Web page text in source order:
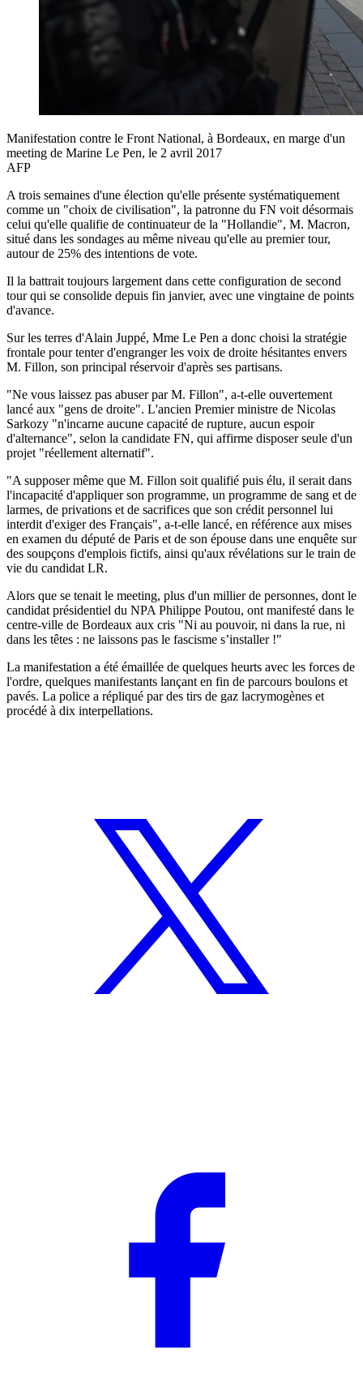
Manifestation contre le Front National, à Bordeaux, en marge d'un
meeting de Marine Le Pen, le 2 avril 2017
AFP
A trois semaines d'une élection qu'elle présente systématiquement
comme un "choix de civilisation", la patronne du FN voit désormais
celui qu'elle qualifie de continuateur de la "Hollandie", M. Macron,
situé dans les sondages au même niveau qu'elle au premier tour,
autour de 25% des intentions de vote.
Il la battrait toujours largement dans cette configuration de second
tour qui se consolide depuis fin janvier, avec une vingtaine de points
d'avance.
Sur les terres d'Alain Juppé, Mme Le Pen a donc choisi la stratégie
frontale pour tenter d'engranger les voix de droite hésitantes envers
M. Fillon, son principal réservoir d'après ses partisans.
"Ne vous laissez pas abuser par M. Fillon", a-t-elle ouvertement
lancé aux "gens de droite". L'ancien Premier ministre de Nicolas
Sarkozy "n'incarne aucune capacité de rupture, aucun espoir
d'alternance", selon la candidate FN, qui affirme disposer seule d'un
projet "réellement alternatif".
"A supposer même que M. Fillon soit qualifié puis élu, il serait dans
l'incapacité d'appliquer son programme, un programme de sang et de
larmes, de privations et de sacrifices que son crédit personnel lui
interdit d'exiger des Français", a-t-elle lancé, en référence aux mises
en examen du député de Paris et de son épouse dans une enquête sur
des soupçons d'emplois fictifs, ainsi qu'aux révélations sur le train de
vie du candidat LR.
Alors que se tenait le meeting, plus d'un millier de personnes, dont le
candidat présidentiel du NPA Philippe Poutou, ont manifesté dans le
centre-ville de Bordeaux aux cris "Ni au pouvoir, ni dans la rue, ni
dans les têtes : ne laissons pas le fascisme s’installer !"
La manifestation a été émaillée de quelques heurts avec les forces de
l'ordre, quelques manifestants lançant en fin de parcours boulons et
pavés. La police a répliqué par des tirs de gaz lacrymogènes et
procédé à dix interpellations.